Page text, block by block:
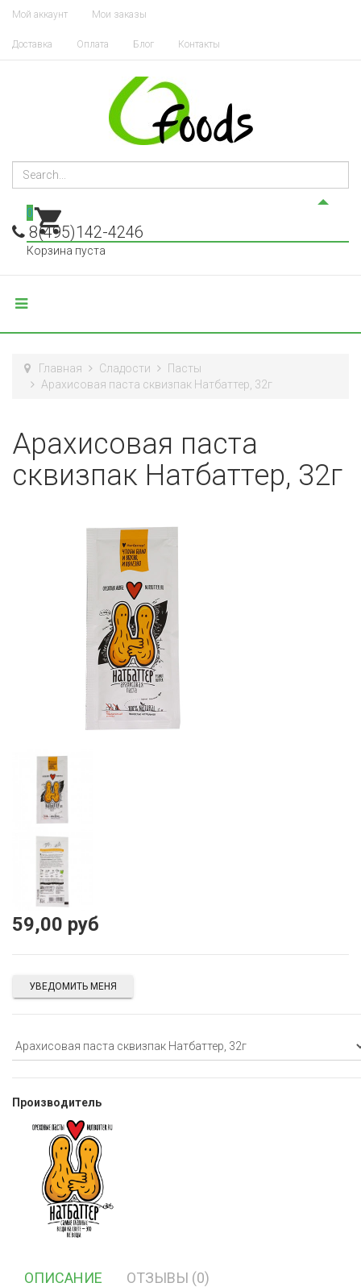
Мой аккаунт Мои заказы
Доставка Оплата Блог Контакты
8(495)142-4246
0
Корзина пуста
Главная Сладости
Пасты
Арахисовая паста сквизпак Натбаттер, 32г
Арахисовая паста
сквизпак Натбаттер, 32г
59,00 руб
УВЕДОМИТЬ МЕНЯ
Производитель
ОПИСАНИЕ ОТЗЫВЫ (0)